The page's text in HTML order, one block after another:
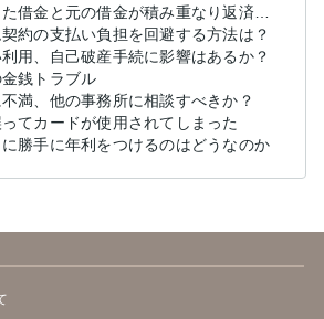
詐欺被害でできた借金と元の借金が積み重なり返済困難
約の支払い負担を回避する方法は？
用、自己破産手続に影響はあるか？
銭トラブル
満、他の事務所に相談すべきか？
てカードが使用されてしまった
勝手に年利をつけるのはどうなのか